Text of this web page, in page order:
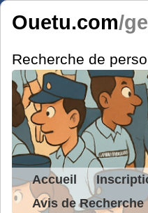
Ouetu.com/
Recherche de
Accueil
Avis de Recherche